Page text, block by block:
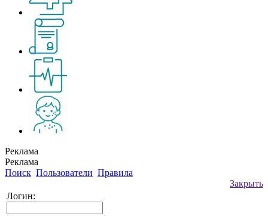
Реклама
Реклама
Поиск Пользователи Правила
Закрыть
Логин: